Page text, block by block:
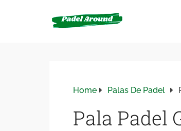
Home Palas De Padel
Pala Padel